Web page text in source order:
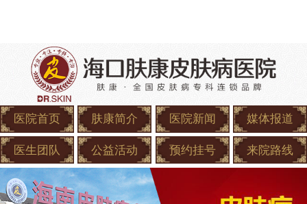
医院首页 肤康简介 医院新闻 媒体报道
医生团队 公益活动 预约挂号 来院路线